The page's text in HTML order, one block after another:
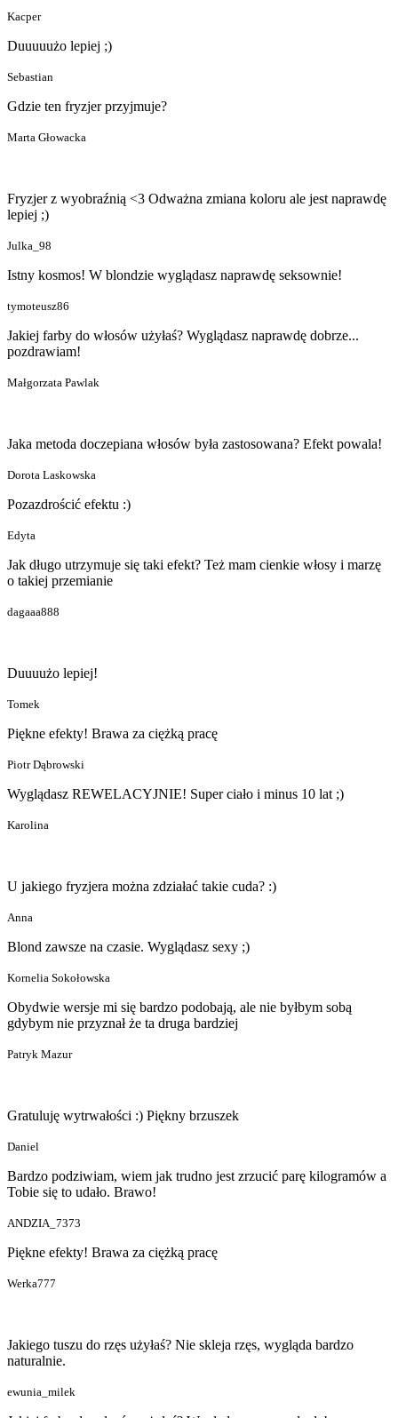
Kacper
Duuuuużo lepiej ;)
Sebastian
Gdzie ten fryzjer przyjmuje?
Marta Głowacka
Fryzjer z wyobraźnią <3 Odważna zmiana koloru ale jest naprawdę
lepiej ;)
Julka_98
Istny kosmos! W blondzie wyglądasz naprawdę seksownie!
tymoteusz86
Jakiej farby do włosów użyłaś? Wyglądasz naprawdę dobrze...
pozdrawiam!
Małgorzata Pawlak
Jaka metoda doczepiana włosów była zastosowana? Efekt powala!
Dorota Laskowska
Pozazdrościć efektu :)
Edyta
Jak długo utrzymuje się taki efekt? Też mam cienkie włosy i marzę
o takiej przemianie
dagaaa888
Duuuużo lepiej!
Tomek
Piękne efekty! Brawa za ciężką pracę
Piotr Dąbrowski
Wyglądasz REWELACYJNIE! Super ciało i minus 10 lat ;)
Karolina
U jakiego fryzjera można zdziałać takie cuda? :)
Anna
Blond zawsze na czasie. Wyglądasz sexy ;)
Kornelia Sokołowska
Obydwie wersje mi się bardzo podobają, ale nie byłbym sobą
gdybym nie przyznał że ta druga bardziej
Patryk Mazur
Gratuluję wytrwałości :) Piękny brzuszek
Daniel
Bardzo podziwiam, wiem jak trudno jest zrzucić parę kilogramów a
Tobie się to udało. Brawo!
ANDZIA_7373
Piękne efekty! Brawa za ciężką pracę
Werka777
Jakiego tuszu do rzęs użyłaś? Nie skleja rzęs, wygląda bardzo
naturalnie.
ewunia_milek